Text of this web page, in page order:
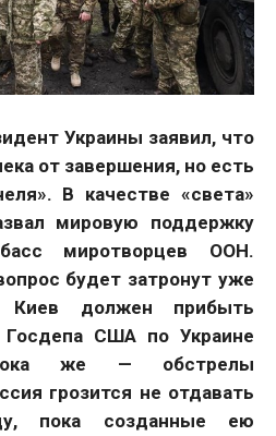
Украины заявил, что
от завершения, но есть
В качестве «света»
мировую поддержку
миротворцев ООН.
будет затронут уже
Киев должен прибыть
Госдепа США по Украине
же — обстрелы
грозится не отдавать
пока созданные ею